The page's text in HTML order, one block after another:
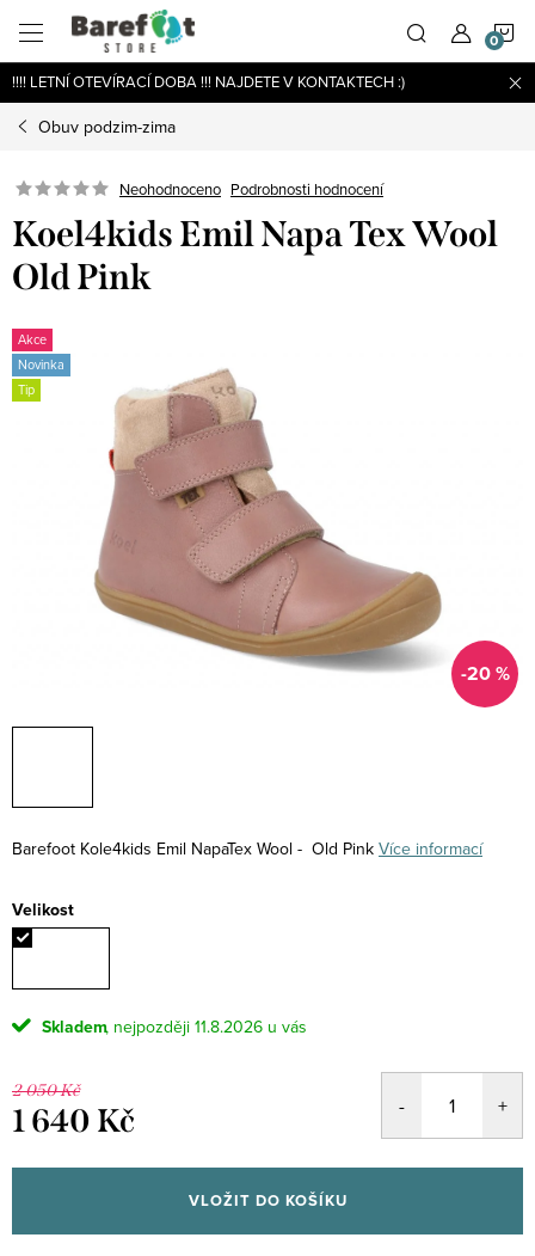
obsah
!!!! LETNÍ OTEVÍRACÍ DOBA !!! NAJDETE V KONTAKTECH :)
Obuv podzim-zima
Neohodnoceno Podrobnosti hodnocení
Koel4kids Emil Napa Tex Wool
Old Pink
Akce
Novinka
Tip
-20 %
Barefoot Kole4kids Emil NapaTex Wool - Old Pink Více informací
Velikost
Skladem 11.8.2026
2 050 Kč
1 640 Kč
cena:
VLOŽIT DO KOŠÍKU